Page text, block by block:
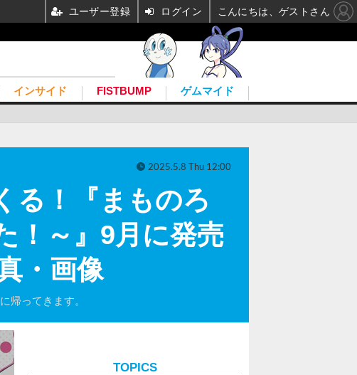
インサイド FISTBUMP ゲムマイド
る！『まものろ
！～』9月に発売
・画像
帰ってきます。
2025.5.8 Thu 12:00
TOPICS
ユーザー登録 ログイン こんにちは、ゲストさん